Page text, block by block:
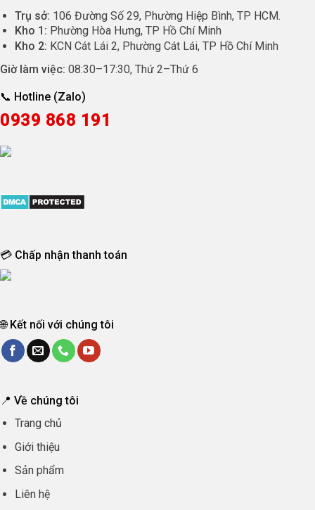
Trụ sở: 106 Đường Số 29, Phường Hiệp Bình, TP HCM.
Kho 1: Phường Hòa Hưng, TP Hồ Chí Minh
Kho 2: KCN Cát Lái 2, Phường Cát Lái, TP Hồ Chí Minh
Giờ làm việc: 08:30–17:30, Thứ 2–Thứ 6
📞 Hotline (Zalo)
0939 868 191
💳 Chấp nhận thanh toán
🌐 Kết nối với chúng tôi
📍 Về chúng tôi
Trang chủ
Giới thiệu
Sản phẩm
Liên hệ